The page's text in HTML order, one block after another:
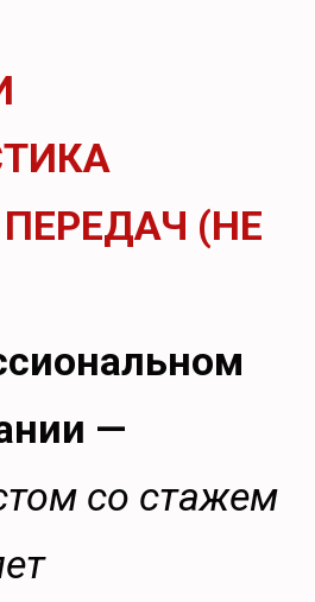
(НЕ
—
со стажем